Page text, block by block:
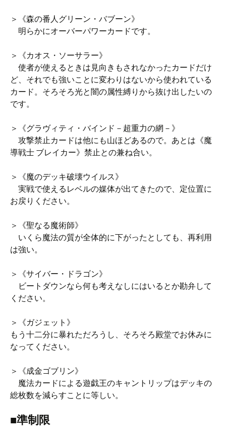
＞《森の番人グリーン・バブーン》
明らかにオーバーパワーカードです。
＞《カオス・ソーサラー》
使者が使えるときは見向きもされなかったカードだけ
ど、それでも強いことに変わりはないから使われている
カード。そろそろ光と闇の属性縛りから抜け出したいの
です。
＞《グラヴィティ・バインド－超重力の網－》
攻撃禁止カードは他にも山ほどあるので。あとは《魔
導戦士 ブレイカー》禁止との兼ね合い。
＞《魔のデッキ破壊ウイルス》
実戦で使えるレベルの媒体が出てきたので、定位置に
お戻りください。
＞《聖なる魔術師》
いくら魔法の質が全体的に下がったとしても、再利用
は強い。
＞《サイバー・ドラゴン》
ビートダウンなら何も考えなしにはいるとか勘弁して
ください。
＞《ガジェット》
もう十二分に暴れただろうし、そろそろ殿堂でお休みに
なってください。
＞《成金ゴブリン》
魔法カードによる遊戯王のキャントリップはデッキの
総枚数を減らすことに等しい。
■準制限